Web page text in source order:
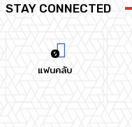
STAY CONNECTED
0
แฟนคลับ